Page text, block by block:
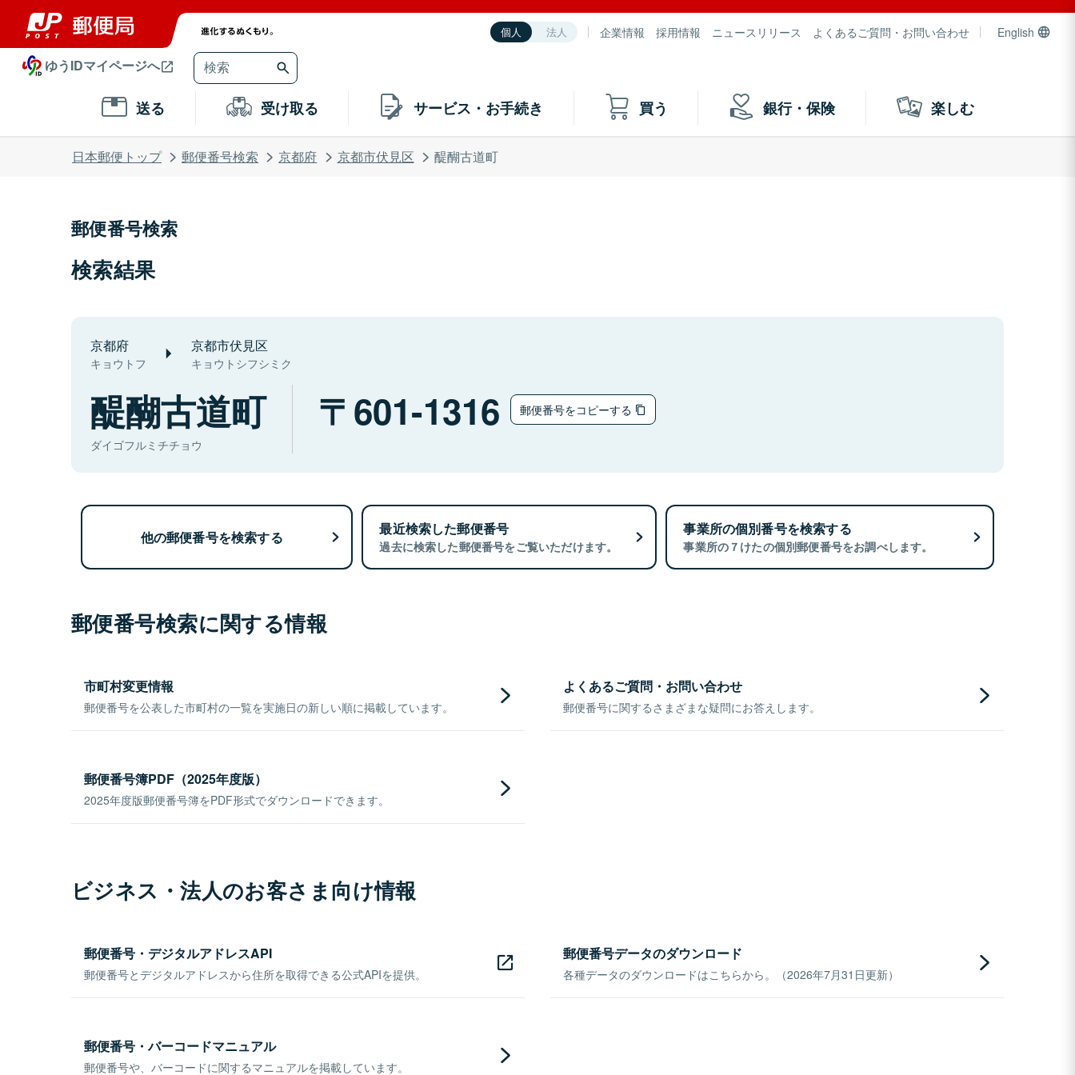
個人 法人 企業情報 採用情報 ニュースリリース よくあるご質問・お問い合わせ English
ゆうIDマイページへ
送る 受け取る サービス・お手続き 買う 銀行・保険 楽しむ
日本郵便トップ 郵便番号検索 京都府 京都市伏見区 醍醐古道町
郵便番号検索
検索結果
京都府
キョウトフ
京都市伏見区
キョウトシフシミク
醍醐古道町
ダイゴフルミチチョウ
601-1316 郵便番号をコピーする
他の郵便番号を検索する 最近検索した郵便番号
過去に検索した郵便番号をご覧いただけます。
事業所の個別番号を検索する
事業所の７けたの個別郵便番号をお調べします。
郵便番号検索に関する情報
市町村変更情報
郵便番号を公表した市町村の一覧を実施日の新しい順に掲載しています。
よくあるご質問・お問い合わせ
郵便番号に関するさまざまな疑問にお答えします。
郵便番号簿PDF（2025年度版）
2025年度版郵便番号簿をPDF形式でダウンロードできます。
ビジネス・法人のお客さま向け情報
郵便番号・デジタルアドレスAPI
郵便番号とデジタルアドレスから住所を取得できる公式APIを提供。
郵便番号データのダウンロード
各種データのダウンロードはこちらから。（2026年7月31日更新）
郵便番号・バーコードマニュアル
郵便番号や、バーコードに関するマニュアルを掲載しています。